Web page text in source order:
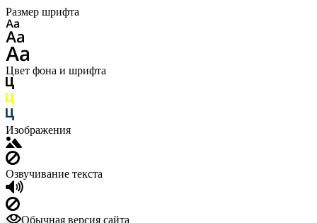
Размер шрифта
Цвет фона и шрифта
Изображения
Озвучивание текста
Обычная версия сайта